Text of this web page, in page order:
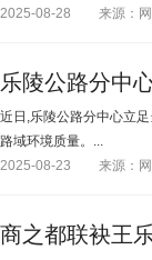
2025-08-28
来源：
乐陵公路分中
近日,乐陵公路分中心立
路域环境质量。...
2025-08-23
来源：
商之都联袂王